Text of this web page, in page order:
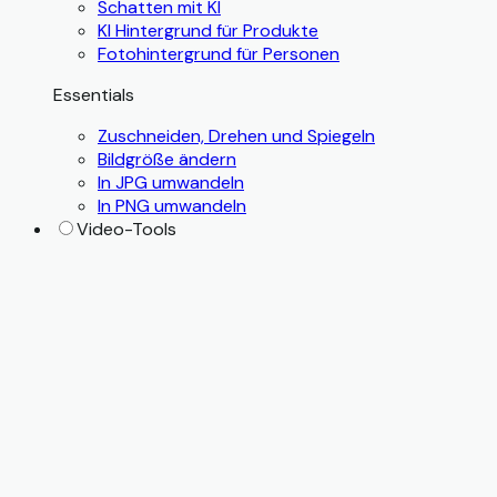
Schatten mit KI
KI Hintergrund für Produkte
Fotohintergrund für Personen
Essentials
Zuschneiden, Drehen und Spiegeln
Bildgröße ändern
In JPG umwandeln
In PNG umwandeln
Video-Tools